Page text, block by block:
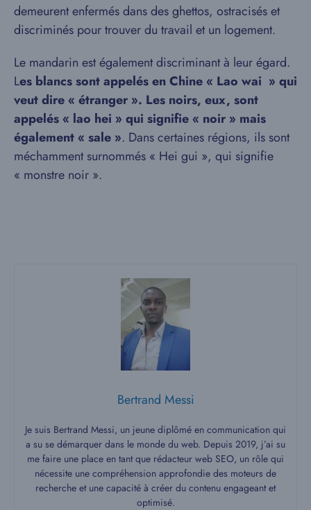
demeurent enfermés dans des ghettos, ostracisés et
discriminés pour trouver du travail et un logement.
Le mandarin est également discriminant à leur égard.
Les blancs sont appelés en Chine « Lao wai » qui
veut dire « étranger ». Les noirs, eux, sont
appelés « lao hei » qui signifie « noir » mais
également « sale ». Dans certaines régions, ils sont
méchamment surnommés « Hei gui », qui signifie
« monstre noir ».
Bertrand Messi
Je suis Bertrand Messi, un jeune diplômé en communication qui
a su se démarquer dans le monde du web. Depuis 2019, j’ai su
me faire une place en tant que rédacteur web SEO, un rôle qui
nécessite une compréhension approfondie des moteurs de
recherche et une capacité à créer du contenu engageant et
optimisé.